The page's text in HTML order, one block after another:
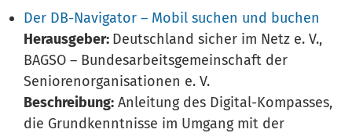
Der DB-Navigator – Mobil suchen und buchen
Herausgeber: Deutschland sicher im Netz e. V.,
BAGSO – Bundesarbeitsgemeinschaft der
Seniorenorganisationen e. V.
Beschreibung: Anleitung des Digital-Kompasses,
die Grundkenntnisse im Umgang mit der